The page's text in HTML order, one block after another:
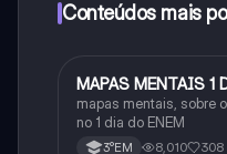
Conteúdos mais
Português
MAPAS MENTAIS 1
mapas mentais, sobre
no 1 dia do ENEM
3°EM 8,010 308